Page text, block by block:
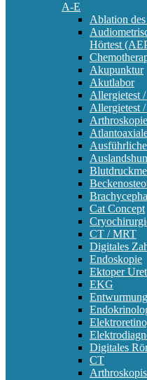
A-E
Ablation
Hörtest
Akupunktur
Akutlabor
Allergietest
Allergietest
Arthroskopie
Cat Concept
CT / MRT
Digitales
Endoskopie
Ektoper
EKG
Digitales
CT